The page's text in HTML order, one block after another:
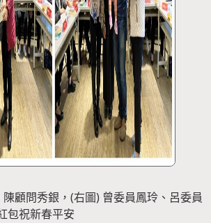
顧問秀銀，(右圖) 曾委員鳳玲、呂委員
包祝新春平安